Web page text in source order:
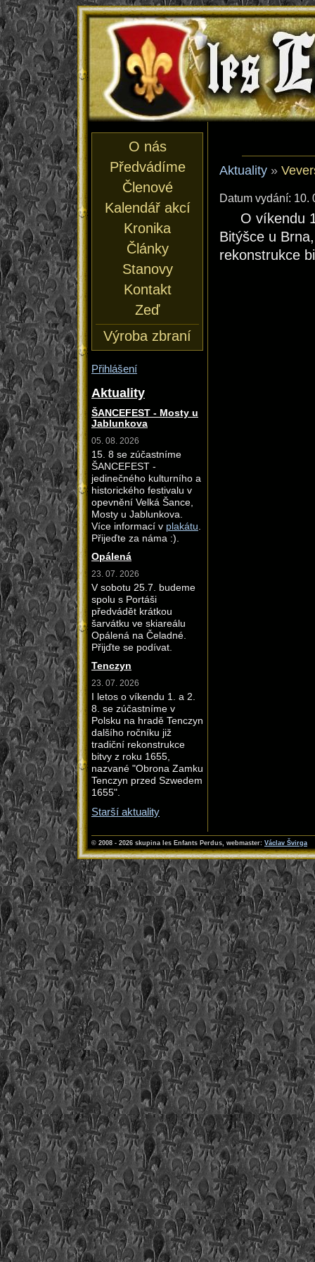
les
Aktuality »
Datum vydání: 10.
O víkendu
Bitýšce u
rekonstrukce
O nás
Předvádíme
Členové
Kalendář akcí
Kronika
Články
Stanovy
Kontakt
Zeď
Výroba zbraní
Přihlášení
Aktuality
ŠANCEFEST - Mosty u
Jablunkova
05. 08. 2026
15. 8 se zúčastníme
ŠANCEFEST -
jedinečného kulturního a
historického festivalu v
opevnění Velká Šance,
Mosty u Jablunkova.
Více informací v plakátu.
Přijeďte za náma :).
Opálená
23. 07. 2026
V sobotu 25.7. budeme
spolu s Portáši
předvádět krátkou
šarvátku ve skiareálu
Opálená na Čeladné.
Přijďte se podívat.
Tenczyn
23. 07. 2026
I letos o víkendu 1. a 2.
8. se zúčastníme v
Polsku na hradě Tenczyn
dalšího ročníku již
tradiční rekonstrukce
bitvy z roku 1655,
nazvané "Obrona Zamku
Tenczyn przed Szwedem
1655".
Starší aktuality
© 2008 - 2026 skupina les Enfants Perdus, webmaster: Václav Švirga